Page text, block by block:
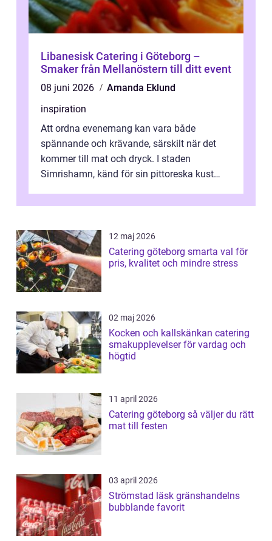
Libanesisk Catering i Göteborg –
Smaker från Mellanöstern till ditt event
08 juni 2026
Amanda Eklund
inspiration
Att ordna evenemang kan vara både
spännande och krävande, särskilt när det
kommer till mat och dryck. I staden
Simrishamn, känd för sin pittoreska kust
12 maj 2026
Catering göteborg smarta val för
pris, kvalitet och mindre stress
02 maj 2026
Kocken och kallskänkan catering
smakupplevelser för vardag och
högtid
11 april 2026
Catering göteborg så väljer du rätt
mat till festen
03 april 2026
Strömstad läsk gränshandelns
bubblande favorit